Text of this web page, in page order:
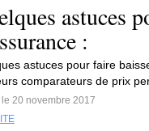
astuces
:
astuces pour faire
comparateurs de prix
le 20 novembre 2017